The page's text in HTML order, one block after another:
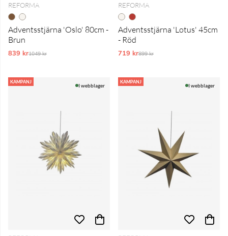
REFORMA
Adventsstjärna 'Oslo' 80cm -
Brun
839 krOrdinarie pris:
1049 kr
REFORMA
Adventsstjärna 'Lotus' 45cm
- Röd
719 krOrdinarie pris:
899 kr
KAMPANJ
I webblager
KAMPANJ
I webblager